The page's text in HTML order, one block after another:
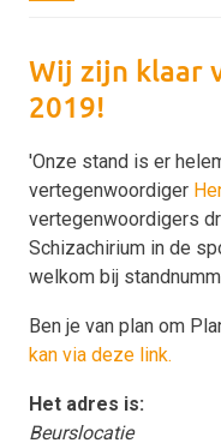
Wij zijn klaar
2019!
'Onze stand is er
vertegenwoordiger
vertegenwoordigers
Schizachirium in de
welkom bij
Ben je van plan om
kan via deze link.
Het adres is:
Beurslocatie